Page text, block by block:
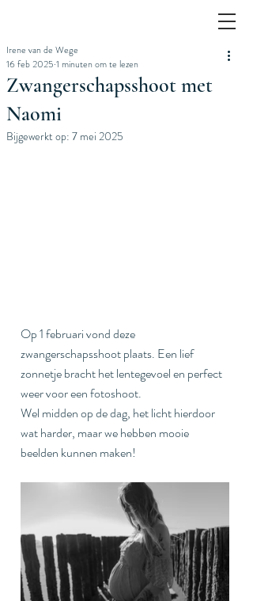
Zwangerschapsshoot met
Naomi
Irene van de Wege
16 feb 2025 1 minuten om te lezen
Bijgewerkt op: 7 mei 2025
Op 1 februari vond deze
zwangerschapsshoot plaats. Een lief
zonnetje bracht het lentegevoel en perfect
weer voor een fotoshoot.
Wel midden op de dag, het licht hierdoor
wat harder, maar we hebben mooie
beelden kunnen maken!